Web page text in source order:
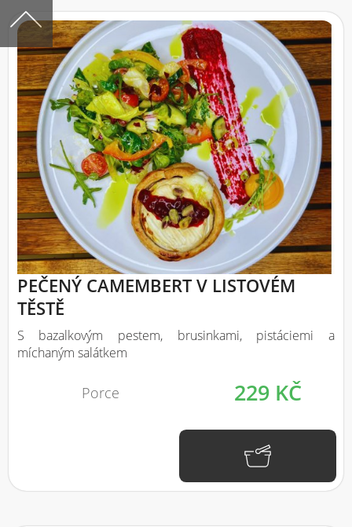
PEČENÝ CAMEMBERT V LISTOVÉM
TĚSTĚ
S bazalkovým pestem, brusinkami, pistáciemi a
míchaným salátkem
Porce 229 KČ